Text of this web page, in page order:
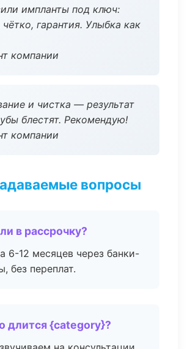
импланты под ключ:
гарантия. Улыбка как
компании
и чистка — результат
блестят. Рекомендую!
компании
вопросы
в рассрочку?
6-12 месяцев через банки-
без переплат.
длится {category}?